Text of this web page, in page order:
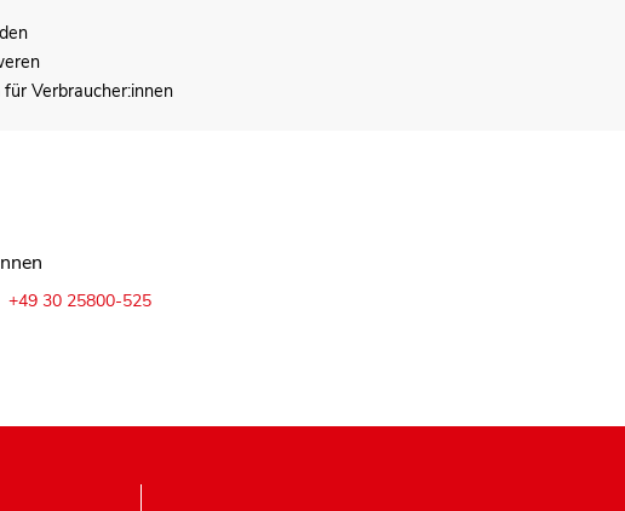
Verbraucher:innen
+49 30 25800-525